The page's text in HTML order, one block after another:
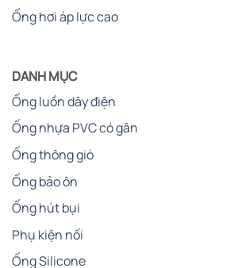
Ống hơi áp lực cao
DANH MỤC
Ống luồn dây điện
Ống nhựa PVC có gân
Ống thông gió
Ống bảo ôn
Ống hút bụi
Phụ kiện nối
Ống Silicone